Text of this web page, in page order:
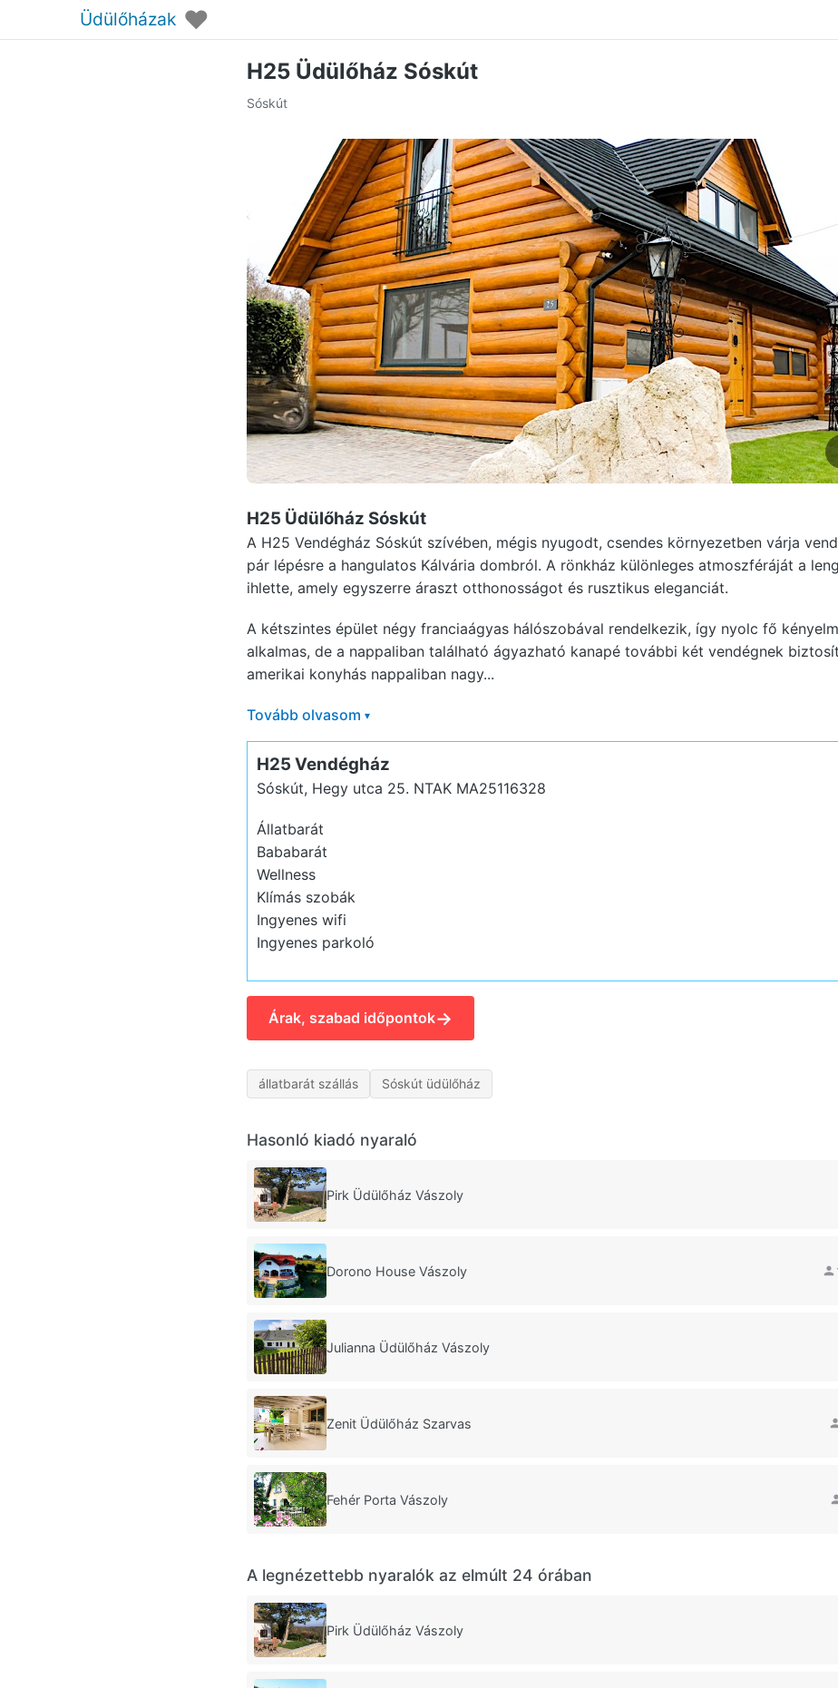
Üdülőházak ♥
H25 Üdülőház Sóskút
Sóskút
H25 Üdülőház Sóskút
A H25 Vendégház Sóskút szívében, mégis nyugodt, csendes környezetben várja
pár lépésre a hangulatos Kálvária dombról. A rönkház különleges atmoszféráját a
ihlette, amely egyszerre áraszt otthonosságot és rusztikus eleganciát.
A kétszintes épület négy franciaágyas hálószobával rendelkezik, így nyolc fő
alkalmas, de a nappaliban található ágyazható kanapé további két vendégnek
amerikai konyhás nappaliban nagy...
Tovább olvasom ▾
H25 Vendégház
Sóskút, Hegy utca 25. NTAK MA25116328
Állatbarát
Bababarát
Wellness
Klímás szobák
Ingyenes wifi
Ingyenes parkoló
Árak, szabad időpontok→
állatbarát szállás Sóskút üdülőház
Hasonló kiadó nyaraló
Pirk Üdülőház Vászoly
Dorono House Vászoly
Julianna Üdülőház Vászoly
Zenit Üdülőház Szarvas
Fehér Porta Vászoly
A legnézettebb nyaralók az elmúlt 24 órában
Pirk Üdülőház Vászoly